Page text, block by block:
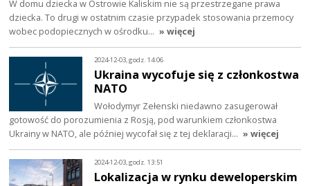
W domu dziecka w Ostrowie Kaliskim nie są przestrzegane prawa
dziecka. To drugi w ostatnim czasie przypadek stosowania przemocy
wobec podopiecznych w ośrodku… » więcej
2024-12-03, godz. 14:06
Ukraina wycofuje się z członkostwa
NATO
Wołodymyr Zełenski niedawno zasugerował
gotowość do porozumienia z Rosją, pod warunkiem członkostwa
Ukrainy w NATO, ale później wycofał się z tej deklaracji… » więcej
2024-12-03, godz. 13:51
Lokalizacja w rynku deweloperskim